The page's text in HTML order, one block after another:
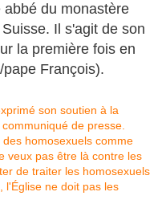
du monastère
Il s'agit de son
la première fois en
François).